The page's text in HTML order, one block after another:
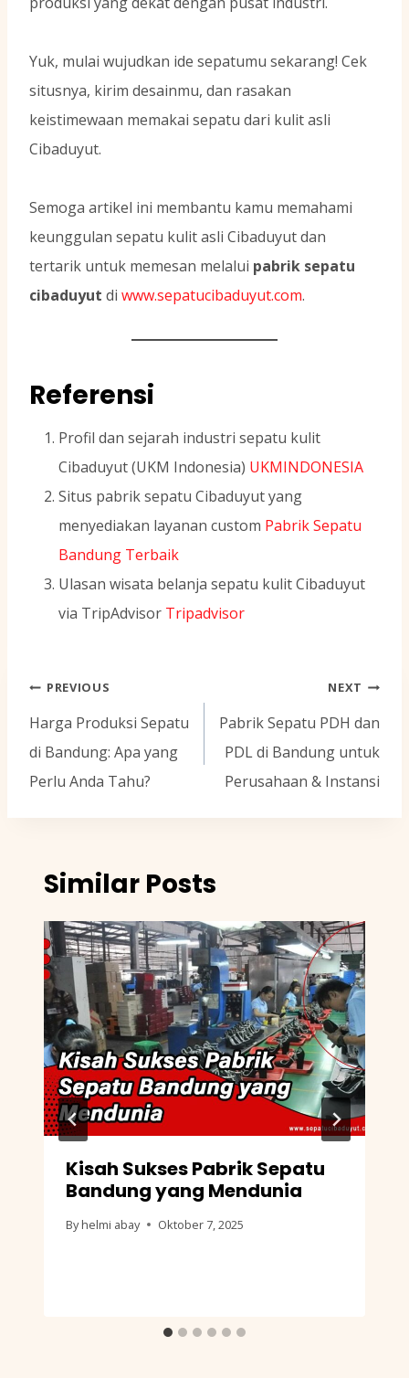
Yuk, mulai wujudkan ide sepatumu sekarang! Cek
situsnya, kirim desainmu, dan rasakan
keistimewaan memakai sepatu dari kulit asli
Cibaduyut.
Semoga artikel ini membantu kamu memahami
keunggulan sepatu kulit asli Cibaduyut dan
tertarik untuk memesan melalui pabrik sepatu
cibaduyut di www.sepatucibaduyut.com.
Referensi
Profil dan sejarah industri sepatu kulit
Cibaduyut (UKM Indonesia) UKMINDONESIA
Situs pabrik sepatu Cibaduyut yang
menyediakan layanan custom Pabrik Sepatu
Bandung Terbaik
Ulasan wisata belanja sepatu kulit Cibaduyut
via TripAdvisor Tripadvisor
Navigasi
pos
PREVIOUS
Harga Produksi Sepatu
di Bandung: Apa yang
Perlu Anda Tahu?
NEXT
Pabrik Sepatu PDH dan
PDL di Bandung untuk
Perusahaan & Instansi
Similar Posts
Kisah Sukses Pabrik Sepatu
Bandung yang Mendunia
By helmi abay Oktober 7, 2025